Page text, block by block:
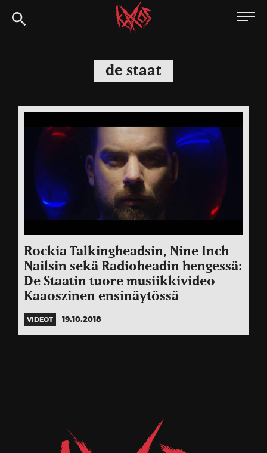
Siirry
suoraan
Kaaoszine
de staat
Rockia Talkingheadsin, Nine Inch
Nailsin sekä Radioheadin hengessä:
De Staatin tuore musiikkivideo
Kaaoszinen ensinäytössä
VIDEOT 19.10.2018